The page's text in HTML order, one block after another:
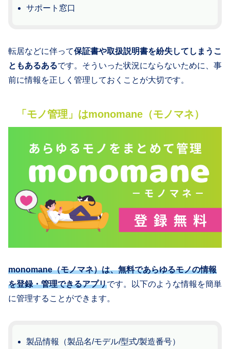
サポート窓口
転居などに伴って保証書や取扱説明書を紛失してしまうこ
ともあるあるです。そういった状況にならないために、事
前に情報を正しく管理しておくことが大切です。
「モノ管理」はmonomane（モノマネ）
monomane（モノマネ）は、無料であらゆるモノの情報
を登録・管理できるアプリです。以下のような情報を簡単
に管理することができます。
製品情報（製品名/モデル/型式/製造番号）